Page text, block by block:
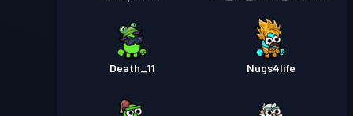
Death_11 Nugs4life